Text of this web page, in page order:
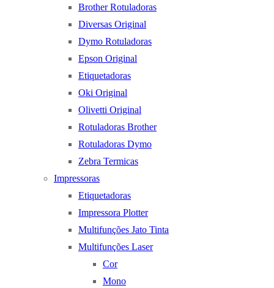
Brother Rotuladoras
Diversas Original
Dymo Rotuladoras
Epson Original
Etiquetadoras
Oki Original
Olivetti Original
Rotuladoras Brother
Rotuladoras Dymo
Zebra Termicas
Impressoras
Etiquetadoras
Impressora Plotter
Multifunções Jato Tinta
Multifunções Laser
Cor
Mono